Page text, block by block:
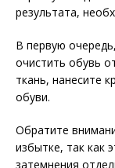
результата,
В первую
очистить обувь
ткань, нанесите
обуви.
Обратите
избытке, так как
затемнения